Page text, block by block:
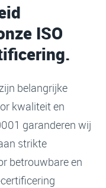
ISO
belangrijke
kwaliteit en
garanderen wij
strikte
betrouwbare en